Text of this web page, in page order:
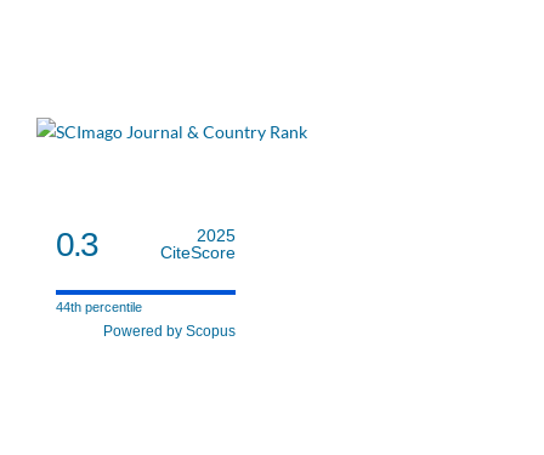
0.3
2025
CiteScore
44th percentile
Powered by Scopus